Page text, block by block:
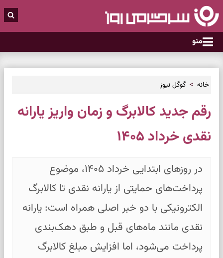
منو
خانه گوگل نیوز
رقم جدید کالابرگ و زمان واریز یارانه
نقدی خرداد ۱۴۰۵
در روزهای ابتدایی خرداد ۱۴۰۵، موضوع
پرداخت‌های حمایتی از یارانه نقدی تا کالابرگ
الکترونیکی با دو خبر اصلی همراه است: یارانه
نقدی مانند ماه‌های قبل و طبق دهک‌بندی
پرداخت می‌شود، اما افزایش مبلغ کالابرگ